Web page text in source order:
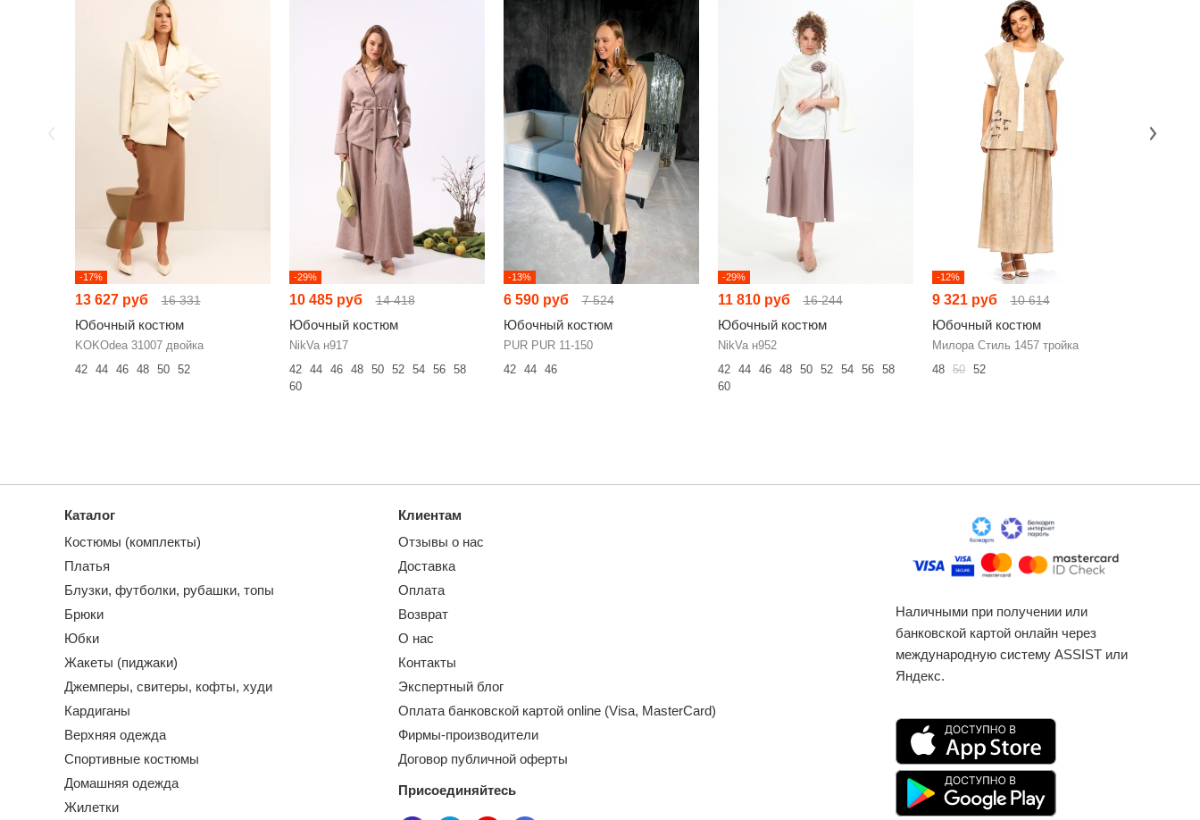
-17%
13 627 руб 16 331
Юбочный костюм
KOKOdea 31007 двойка
42
44 46 48 50 52
-29%
10 485 руб 14 418
Юбочный костюм
NikVa н917
42
44 46 48 50 52 54 56
58
60
-13%
6 590 руб 7 524
Юбочный костюм
PUR PUR 11-150
42
44 46
-29%
11 810 руб 16 244
Юбочный костюм
NikVa н952
42
44 46 48 50 52 54 56
58
60
-12%
9 321 руб 10 614
Юбочный костюм
Милора Стиль 1457 тройка
48 50 52
Каталог
Костюмы (комплекты)
Платья
Блузки, футболки, рубашки, топы
Брюки
Юбки
Жакеты (пиджаки)
Джемперы, свитеры, кофты, худи
Кардиганы
Верхняя одежда
Спортивные костюмы
Домашняя одежда
Жилетки
Клиентам
Отзывы о нас
Доставка
Оплата
Возврат
О нас
Контакты
Экспертный блог
Оплата банковской картой online (Visa, MasterCard)
Фирмы-производители
Договор публичной оферты
Присоединяйтесь
Наличными при получении или
банковской картой онлайн через
международную систему ASSIST или
Яндекс.